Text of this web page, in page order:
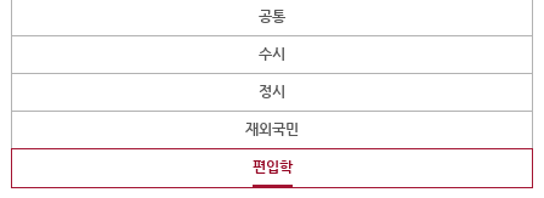
공통
수시
정시
재외국민
편입학